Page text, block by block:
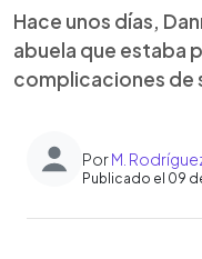
Hace unos días,
abuela que estaba
complicaciones de
PorM.
Publicado el 09